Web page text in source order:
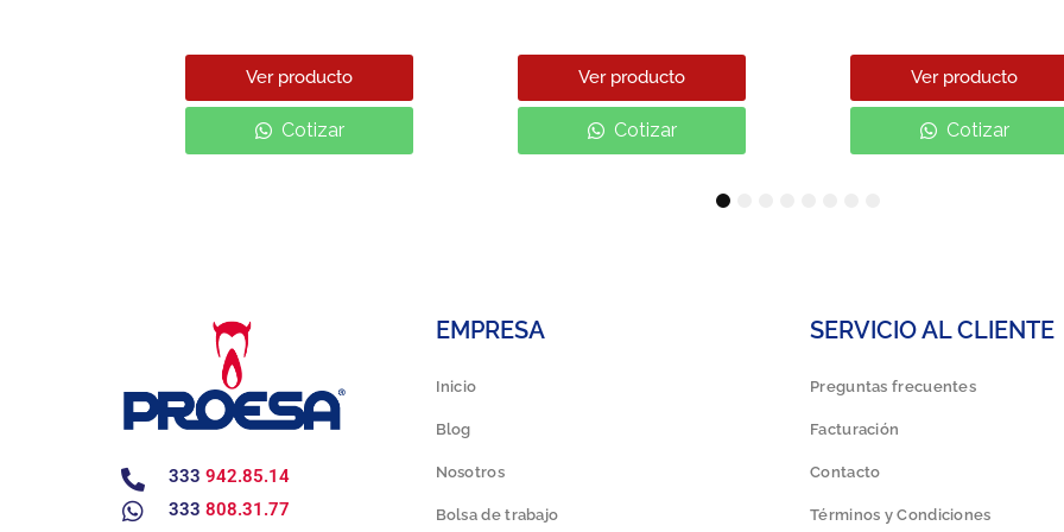
Ver producto
Cotizar
Ver producto
Cotizar
Ver producto
Cotizar
4
333 942.85.14
333 808.31.77
EMPRESA
Inicio
Blog
Nosotros
Bolsa de trabajo
SERVICIO AL CLIENTE
Preguntas frecuentes
Facturación
Contacto
Términos y Condiciones